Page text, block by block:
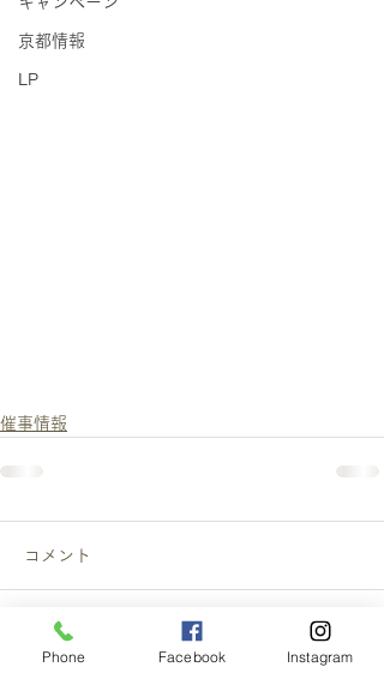
京都情報
LP
催事情報
コメント
この投稿へのコメントは利用でき
Phone Facebook Instagram